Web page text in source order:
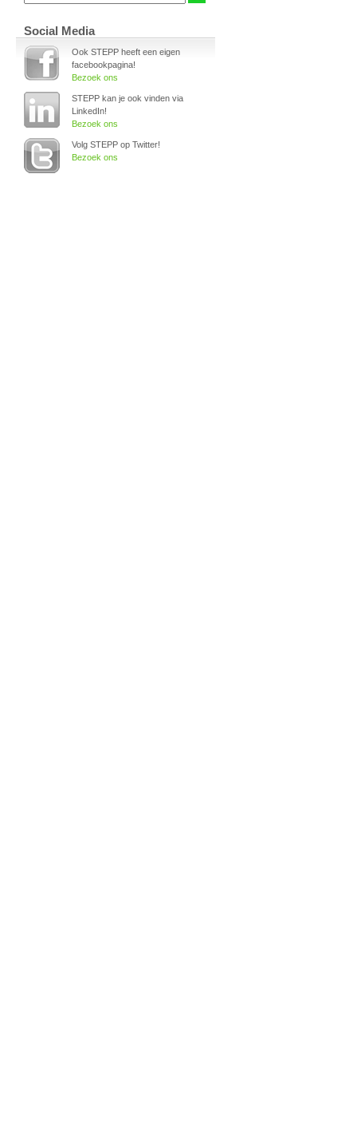
Social Media
Ook STEPP heeft een eigen
facebookpagina!
Bezoek ons
STEPP kan je ook vinden via
LinkedIn!
Bezoek ons
Volg STEPP op Twitter!
Bezoek ons